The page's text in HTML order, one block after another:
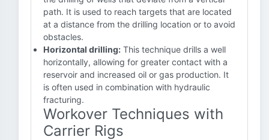
path. It is used to reach targets that are located
at a distance from the drilling location or to avoid
obstacles.
Horizontal drilling: This technique drills a well
horizontally, allowing for greater contact with a
reservoir and increased oil or gas production. It
is often used in combination with hydraulic
fracturing.
Workover Techniques with
Carrier Rigs